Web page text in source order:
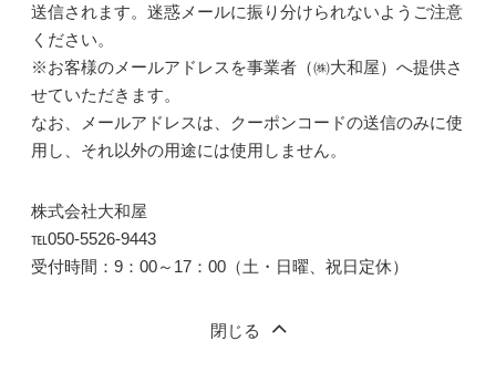
送信されます。迷惑メールに振り分けられないようご注意
ください。
※お客様のメールアドレスを事業者（㈱大和屋）へ提供さ
せていただきます。
なお、メールアドレスは、クーポンコードの送信のみに使
用し、それ以外の用途には使用しません。
株式会社大和屋
℡050-5526-9443
受付時間：9：00～17：00（土・日曜、祝日定休）
閉じる